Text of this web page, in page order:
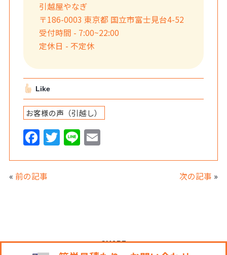
引越屋やなぎ
〒186-0003 東京都 国立市富士見台4-52
受付時間 - 7:00~22:00
定休日 - 不定休
Like
お客様の声（引越し）
F
a
c
e
T
w
Li
n
E
« 前の記事 次の記事 »
SHARE